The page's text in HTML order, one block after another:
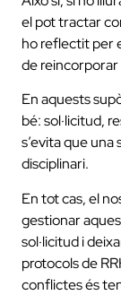
el pot tractar
ho reflectit per
de reincorporar
En aquests
bé: sol·licitud,
s’evita que
disciplinari.
En tot cas, el
gestionar
sol·licitud i
protocols de
conflictes és